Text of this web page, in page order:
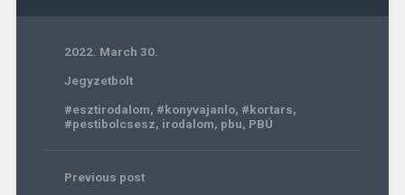
2022. March 30.
Jegyzetbolt
#esztirodalom, #konyvajanlo, #kortars,
#pestibolcsesz, irodalom, pbu, PBÚ
Previous post